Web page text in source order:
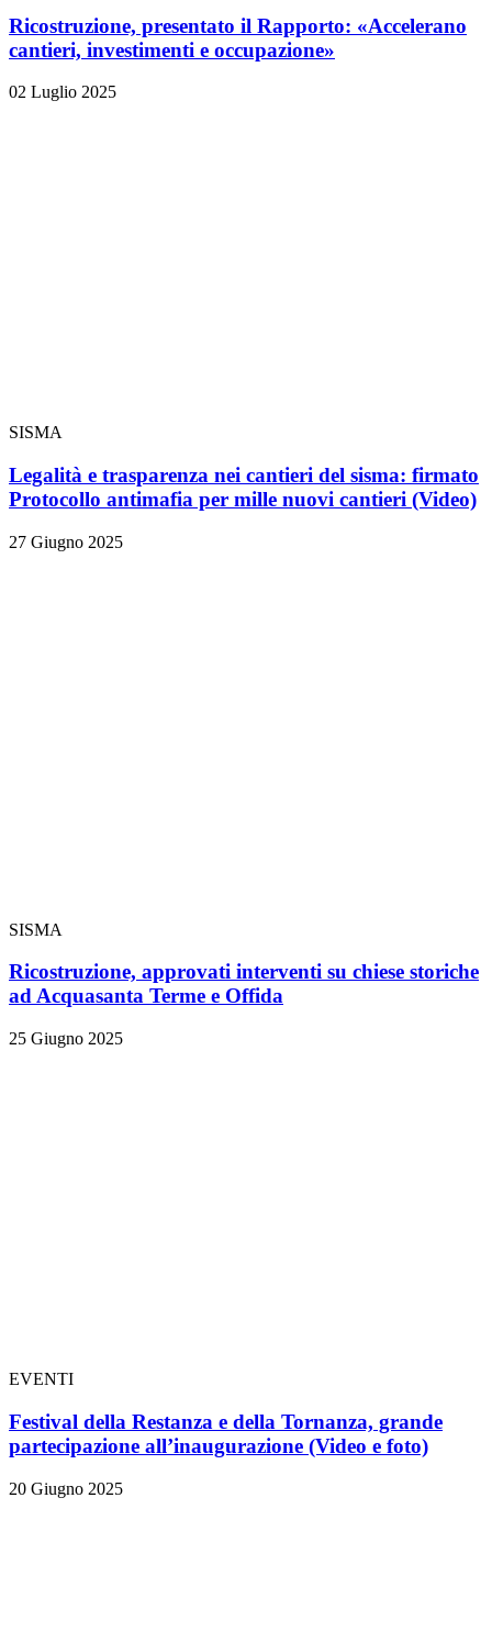
Ricostruzione, presentato il Rapporto: «Accelerano
cantieri, investimenti e occupazione»
02 Luglio 2025
SISMA
Legalità e trasparenza nei cantieri del sisma: firmato
Protocollo antimafia per mille nuovi cantieri (Video)
27 Giugno 2025
SISMA
Ricostruzione, approvati interventi su chiese storiche
ad Acquasanta Terme e Offida
25 Giugno 2025
EVENTI
Festival della Restanza e della Tornanza, grande
partecipazione all’inaugurazione (Video e foto)
20 Giugno 2025